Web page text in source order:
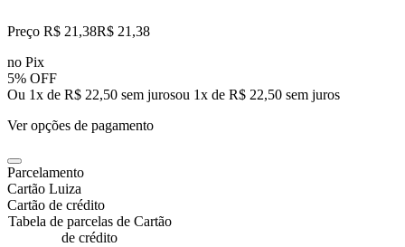
Preço R$ 21,38R$ 21,38
no Pix
5% OFF
Ou 1x de R$ 22,50 sem jurosou 1x de R$ 22,50 sem juros
Ver opções de pagamento
Parcelamento
Cartão Luiza
Cartão de crédito
Tabela de parcelas de Cartão
de crédito